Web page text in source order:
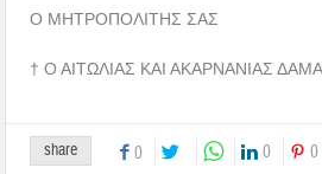
Ο ΜΗΤΡΟΠΟΛΙΤΗΣ ΣΑΣ
† Ο ΑΙΤΩΛΙΑΣ ΚΑΙ ΑΚΑΡΝΑΝΙΑΣ
share 0 0 0